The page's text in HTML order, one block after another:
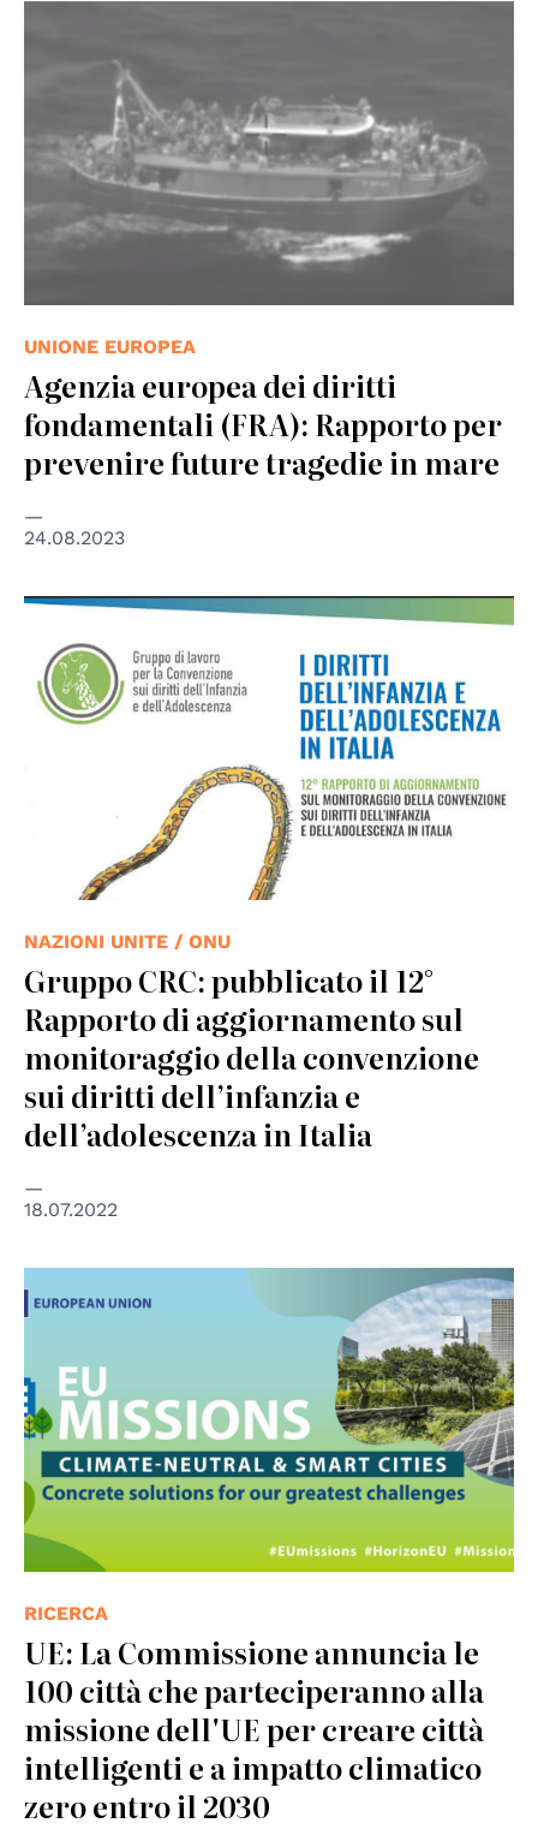
UNIONE EUROPEA
Agenzia europea dei diritti
fondamentali (FRA): Rapporto per
prevenire future tragedie in mare
24.08.2023
NAZIONI UNITE / ONU
Gruppo CRC: pubblicato il 12°
Rapporto di aggiornamento sul
monitoraggio della convenzione
sui diritti dell’infanzia e
dell’adolescenza in Italia
18.07.2022
© European Union
RICERCA
UE: La Commissione annuncia le
100 città che parteciperanno alla
missione dell'UE per creare città
intelligenti e a impatto climatico
zero entro il 2030